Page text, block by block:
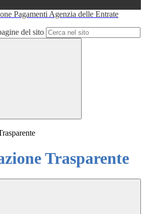
Pagamenti Agenzia delle Entrate
del sito
Trasparente